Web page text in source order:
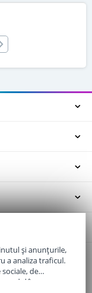
și anunțurile,
a analiza traficul.
de
în care